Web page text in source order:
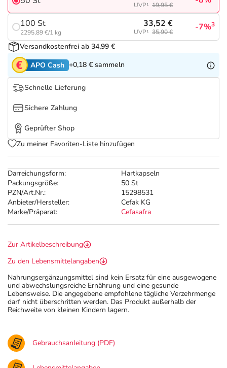
Tierapotheke
Vitamine & Mineralstoffe
Marken
Salus Deals
Darreichungsform:
Hartkapseln
Packungsgröße:
50 St
PZN/Art.Nr.:
15298531
Anbieter/Hersteller:
Cefak KG
Marke/Präparat:
Cefasafra
UVP¹ 19,95 €
100 St
2295,89 €/1 kg
33,52 €
UVP¹ 35,90 € -7%3
Versandkostenfrei ab 34,99 €
APO Cash +0,18 € sammeln
Schnelle Lieferung
Sichere Zahlung
Geprüfter Shop
Zu meiner Favoriten-Liste hinzufügen
Zur Artikelbeschreibung
Zu den Lebensmittelangaben
Nahrungsergänzungsmittel sind kein Ersatz für eine ausgewogene
und abwechslungsreiche Ernährung und eine gesunde
Lebensweise. Die angegebene empfohlene tägliche Verzehrmenge
darf nicht überschritten werden. Das Produkt außerhalb der
Reichweite von kleinen Kindern lagern.
Gebrauchsanleitung (PDF)